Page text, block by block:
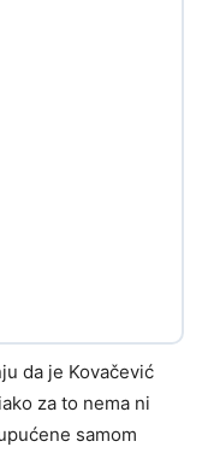
da je Kovačević
za to nema ni
samom